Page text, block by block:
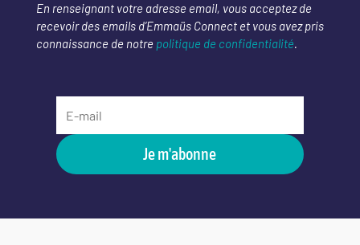
En renseignant votre adresse email, vous acceptez de
recevoir des emails d’Emmaüs Connect et vous avez pris
connaissance de notre politique de confidentialité.
Je m'abonne